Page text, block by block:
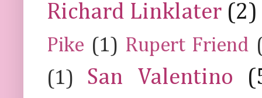
Richard Linklater (2)
Pike (1) Rupert Friend
(1)
San Valentino